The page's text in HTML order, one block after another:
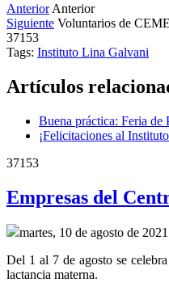
Anterior Anterior
Siguiente Voluntarios de
37153
Tags: Instituto Lina Galvani
Artículos
Buena práctica: Feria
¡Felicitaciones al
37153
Empresas del
martes, 10 de agosto de 2021
Del 1 al 7 de agosto se
lactancia materna.